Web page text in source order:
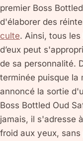
premier Boss
d'élaborer des
culte. Ainsi, tous
d’eux peut
de sa personnalité.
terminée puisque la
annoncé la sortie
Boss Bottled Oud
jamais, il s'adresse
froid aux yeux,